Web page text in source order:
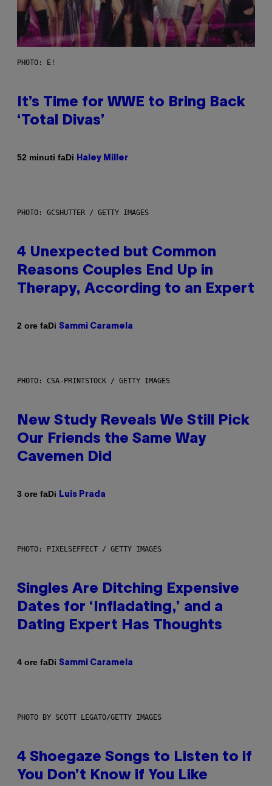
PHOTO: E!
It’s Time for WWE to Bring Back
‘Total Divas’
52 minuti faDi Haley Miller
PHOTO: GCSHUTTER / GETTY IMAGES
4 Unexpected but Common
Reasons Couples End Up in
Therapy, According to an Expert
2 ore faDi Sammi Caramela
PHOTO: CSA-PRINTSTOCK / GETTY IMAGES
New Study Reveals We Still Pick
Our Friends the Same Way
Cavemen Did
3 ore faDi Luis Prada
PHOTO: PIXELSEFFECT / GETTY IMAGES
Singles Are Ditching Expensive
Dates for ‘Infladating,’ and a
Dating Expert Has Thoughts
4 ore faDi Sammi Caramela
PHOTO BY SCOTT LEGATO/GETTY IMAGES
4 Shoegaze Songs to Listen to if
You Don’t Know if You Like